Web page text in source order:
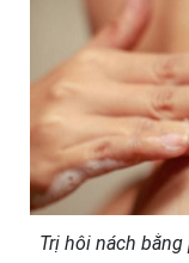
Trị hôi nách